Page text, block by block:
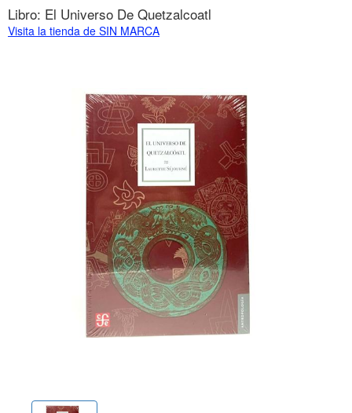
Libro: El Universo De Quetzalcoatl
Visita la tienda de SIN MARCA